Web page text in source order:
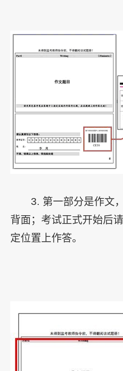
3. 第一部分是作文，
背面；考试正式开始后
定位置上作答。